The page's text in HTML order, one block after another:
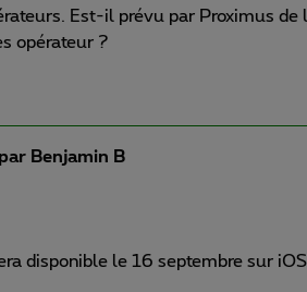
Est-il prévu par Proximus de
opérateur ?
Benjamin B
disponible le 16 septembre sur iOS